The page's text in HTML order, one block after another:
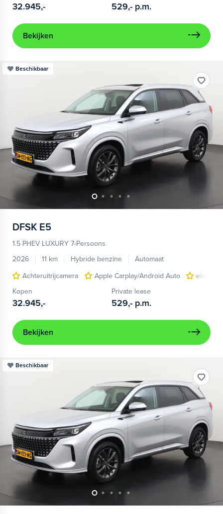
32.945,- 529,- p.m.
Bekijken
Beschikbaar
DFSK E5
1.5 PHEV LUXURY 7-Persoons
2026
11 km Hybride benzine
Automaat
Achteruitrijcamera
Apple Carplay/Android Auto
Kopen
32.945,-
Private lease
529,- p.m.
Bekijken
Beschikbaar